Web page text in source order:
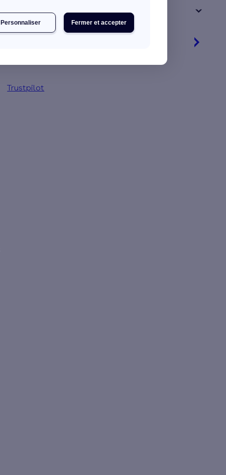
Fermer et accepter
Personnaliser
+ de 15 ans
Trustpilot